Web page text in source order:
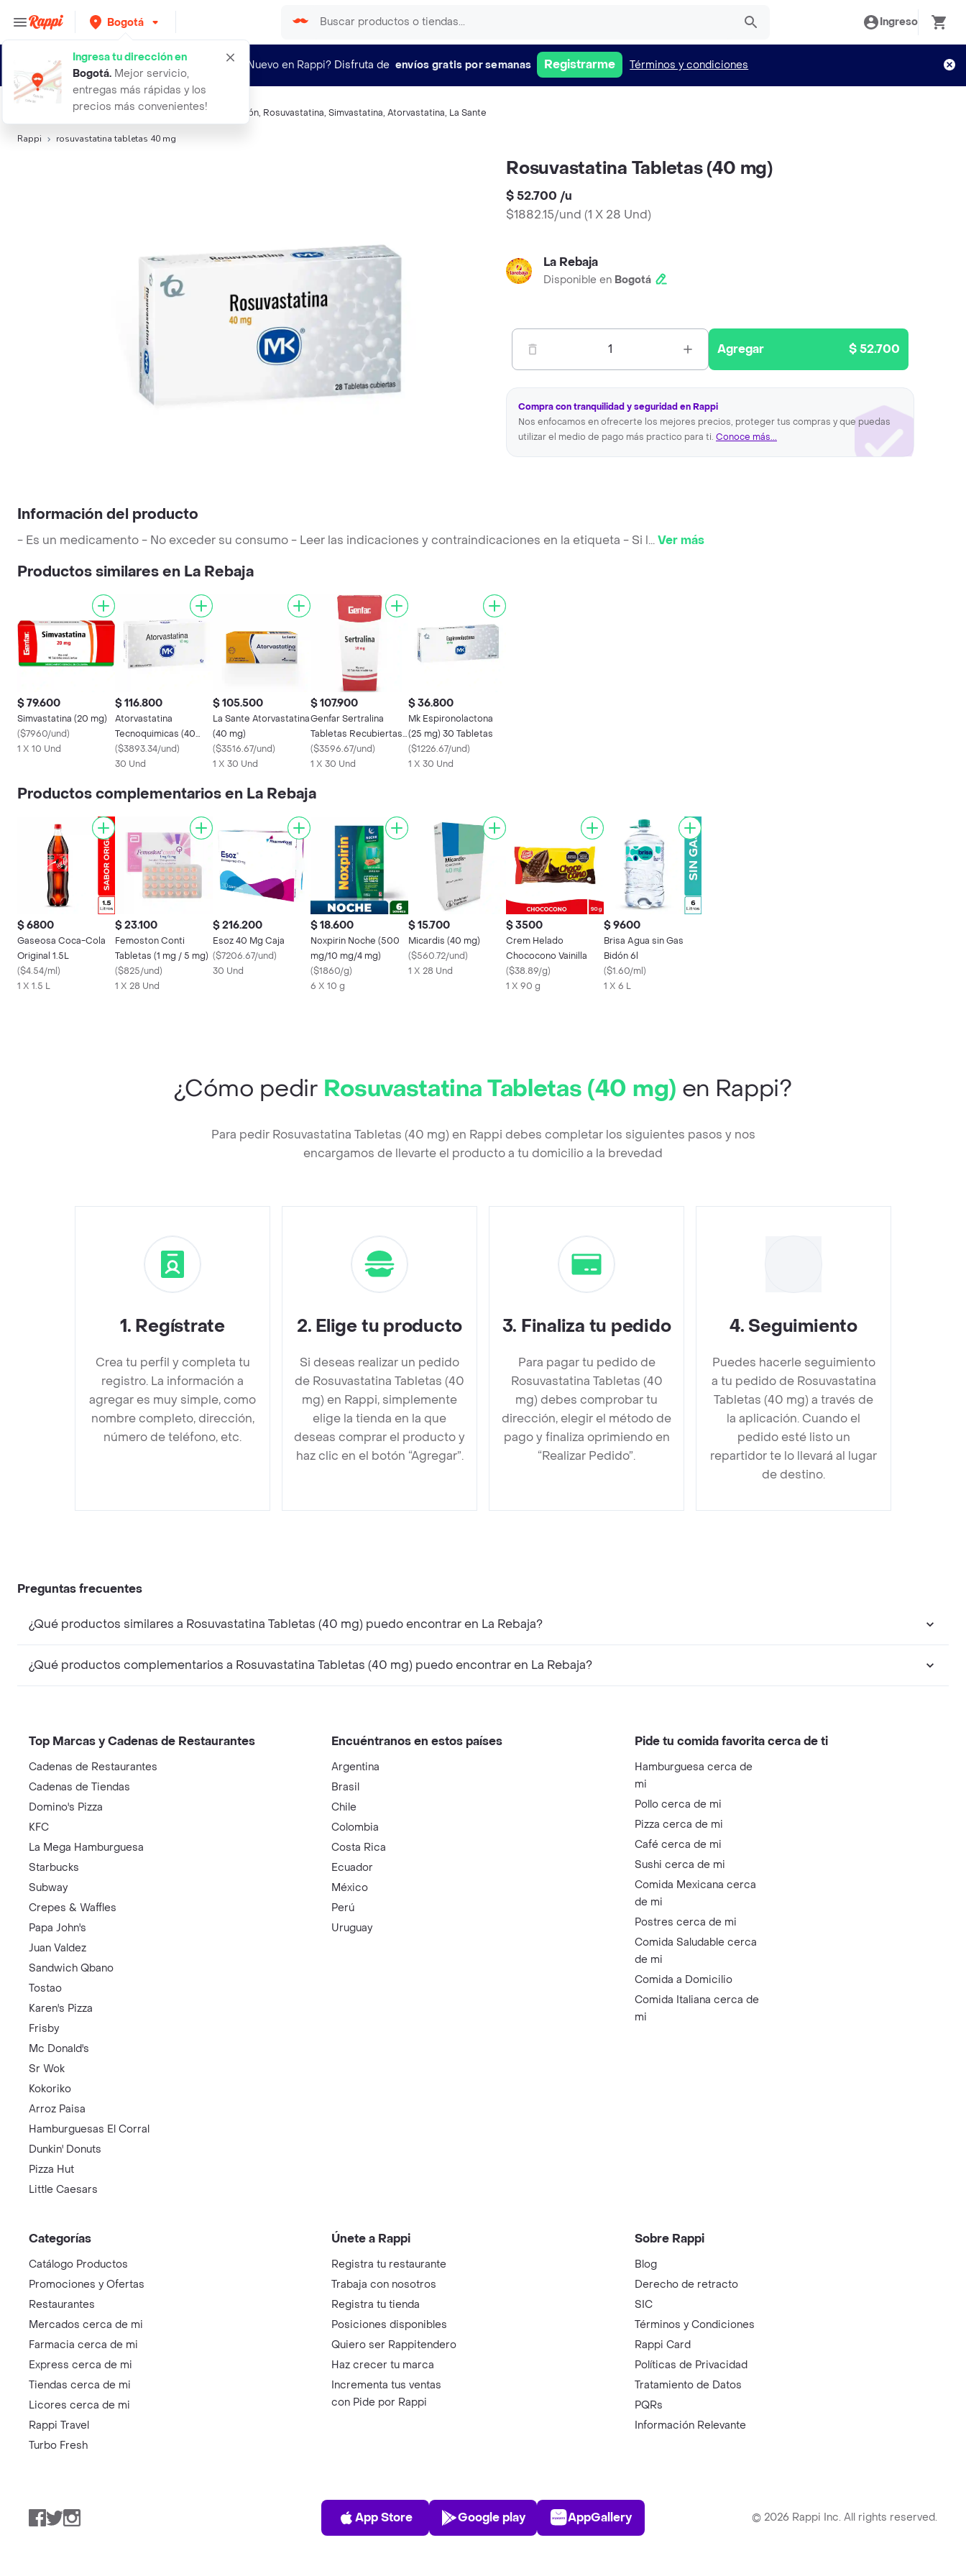
Bogotá
Ingresa tu dirección en
Bogotá. Mejor servicio,
entregas más rápidas y los
precios más convenientes!
Ingreso
¿Nuevo en Rappi? Disfruta de envíos gratis por semanas Registrarme Términos y condiciones
Búsquedas relacionadas:Cardiovascular e Hipertensión, Rosuvastatina, Simvastatina, Atorvastatina, La Sante
Rappi rosuvastatina tabletas 40 mg
Rosuvastatina Tabletas (40 mg)
$ 52.700 /u
$1882.15/und (1 X 28 Und)
La Rebaja
Disponible en Bogotá
1 Agregar $ 52.700
Compra con tranquilidad y seguridad en Rappi
Nos enfocamos en ofrecerte los mejores precios, proteger tus compras y que puedas
utilizar el medio de pago más practico para ti. Conoce más...
Información del producto
- Es un medicamento - No exceder su consumo - Leer las indicaciones y contraindicaciones en la etiqueta - Si l...Ver más
Productos similares en La Rebaja
$ 79.600
Simvastatina (20 mg)
($7960/und)
1 X 10 Und
$ 116.800
Atorvastatina
Tecnoquimicas (40
mg)
($3893.34/und)
30 Und
$ 105.500
La Sante Atorvastatina
(40 mg)
($3516.67/und)
1 X 30 Und
$ 107.900
Genfar Sertralina
Tabletas Recubiertas
(50 mg)
($3596.67/und)
1 X 30 Und
$ 36.800
Mk Espironolactona
(25 mg) 30 Tabletas
($1226.67/und)
1 X 30 Und
Productos complementarios en La Rebaja
$ 6800
Gaseosa Coca-Cola
Original 1.5L
($4.54/ml)
1 X 1.5 L
$ 23.100
Femoston Conti
Tabletas (1 mg / 5 mg)
($825/und)
1 X 28 Und
$ 216.200
Esoz 40 Mg Caja
($7206.67/und)
30 Und
$ 18.600
Noxpirin Noche (500
mg/10 mg/4 mg)
($1860/g)
6 X 10 g
$ 15.700
Micardis (40 mg)
($560.72/und)
1 X 28 Und
$ 3500
Crem Helado
Chococono Vainilla
($38.89/g)
1 X 90 g
$ 9600
Brisa Agua sin Gas
Bidón 6l
($1.60/ml)
1 X 6 L
¿Cómo pedir Rosuvastatina Tabletas (40 mg) en Rappi?
Para pedir Rosuvastatina Tabletas (40 mg) en Rappi debes completar los siguientes pasos y nos
encargamos de llevarte el producto a tu domicilio a la brevedad
1. Regístrate
Crea tu perfil y completa tu
registro. La información a
agregar es muy simple, como
nombre completo, dirección,
número de teléfono, etc.
2. Elige tu producto
Si deseas realizar un pedido
de Rosuvastatina Tabletas (40
mg) en Rappi, simplemente
elige la tienda en la que
deseas comprar el producto y
haz clic en el botón “Agregar”.
3. Finaliza tu pedido
Para pagar tu pedido de
Rosuvastatina Tabletas (40
mg) debes comprobar tu
dirección, elegir el método de
pago y finaliza oprimiendo en
“Realizar Pedido”.
4. Seguimiento
Puedes hacerle seguimiento
a tu pedido de Rosuvastatina
Tabletas (40 mg) a través de
la aplicación. Cuando el
pedido esté listo un
repartidor te lo llevará al lugar
de destino.
Preguntas frecuentes
¿Qué productos similares a Rosuvastatina Tabletas (40 mg) puedo encontrar en La Rebaja?
¿Qué productos complementarios a Rosuvastatina Tabletas (40 mg) puedo encontrar en La Rebaja?
Top Marcas y Cadenas de Restaurantes
Cadenas de Restaurantes
Cadenas de Tiendas
Domino's Pizza
KFC
La Mega Hamburguesa
Starbucks
Subway
Crepes & Waffles
Papa John's
Juan Valdez
Sandwich Qbano
Tostao
Karen's Pizza
Frisby
Mc Donald's
Sr Wok
Kokoriko
Arroz Paisa
Hamburguesas El Corral
Dunkin' Donuts
Pizza Hut
Little Caesars
Encuéntranos en estos países
Argentina
Brasil
Chile
Colombia
Costa Rica
Ecuador
México
Perú
Uruguay
Pide tu comida favorita cerca de ti
Hamburguesa cerca de
mi
Pollo cerca de mi
Pizza cerca de mi
Café cerca de mi
Sushi cerca de mi
Comida Mexicana cerca
de mi
Postres cerca de mi
Comida Saludable cerca
de mi
Comida a Domicilio
Comida Italiana cerca de
mi
Categorías
Catálogo Productos
Promociones y Ofertas
Restaurantes
Mercados cerca de mi
Farmacia cerca de mi
Express cerca de mi
Tiendas cerca de mi
Licores cerca de mi
Rappi Travel
Turbo Fresh
Únete a Rappi
Registra tu restaurante
Trabaja con nosotros
Registra tu tienda
Posiciones disponibles
Quiero ser Rappitendero
Haz crecer tu marca
Incrementa tus ventas
con Pide por Rappi
Sobre Rappi
Blog
Derecho de retracto
SIC
Términos y Condiciones
Rappi Card
Políticas de Privacidad
Tratamiento de Datos
PQRs
Información Relevante
Facebook
TwitterInstagram
App Store
App Store
Play Store
Google play
AppGallery
AppGallery © 2026 Rappi Inc. All rights reserved.